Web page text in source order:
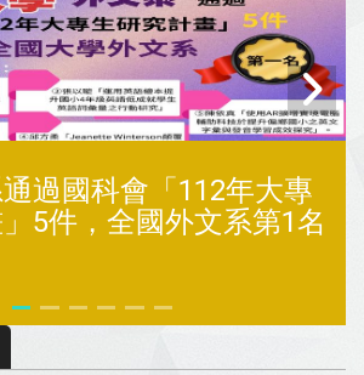
過國科會「112年大專
5件，全國外文系第1名